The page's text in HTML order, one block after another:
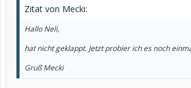
Zitat von Mecki:
Hallo Neli,
hat nicht geklappt. Jetzt probier ich es noch
Gruß Mecki